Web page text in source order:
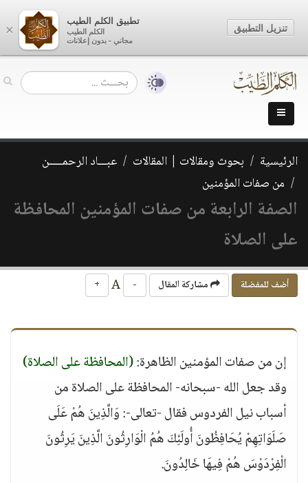
الرئيسية بحوث ومقالات | المقالات
عبـــاد الرحمـــــن
من صفات المؤمنين
الصفة الرابعة من صفات المؤمنين المحافظة
على الصلاة
أضف للمفضلة مشاركة المقال -
+
إن من صفات المؤمنين الظاهرة:(المحافظة على الصلاة)
وقد جعل الله -سبحانه- المحافظة على الصلاة من
أسباب نيل الفردوس فقال -تعالى-: وَالَّذِينَ هُمْ عَلَى
صَلَوَاتِهِمْ يُحَافِظُونَ أُولَئِكَ هُمُ الْوَارِثُونَ الَّذِينَ يَرِثُونَ
الْفِرْدَوْسَ هُمْ فِيهَا خَالِدُونَ.
×
تطبيق الكلم الطيب
الكلم الطيب
مجاني - بدون إعلانات
تنزيل التطبيق